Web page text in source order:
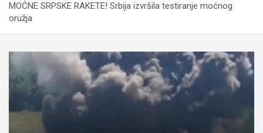
MOĆNE SRPSKE RAKETE! Srbija izvršila testiranje moćnog
oružja